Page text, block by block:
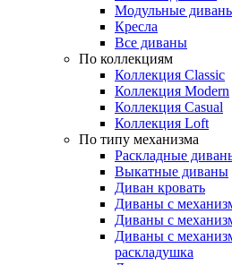
Модульные
Кресла
Все диваны
По коллекциям
Коллекция Classic
Коллекция Modern
Коллекция Casual
Коллекция Loft
По типу механизма
Раскладные
Выкатные диваны
Диван кровать
Диваны с
Диваны с
Диваны с
раскладушка